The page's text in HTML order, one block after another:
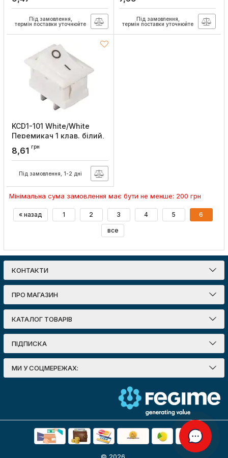
Артикул:
Під замовлення,
термін поставки уточнюйте
Артикул:
Під замовлення,
термін поставки уточнюйте
KCD1-101 White/White
Перемикач 1 клав. білий,
АСКО-УКРЕМ
Артикул:
8,61 грн
Під замовлення, 1-2 дні
Мінімальна сума замовлення має бути не менше: 200 грн
« назад 1 2 3 4 5 6
все
КОНТАКТИ
ПРО МАГАЗИН
КАТАЛОГ ТОВАРІВ
ПІДПИСКА
МИ У СОЦМЕРЕЖАХ: